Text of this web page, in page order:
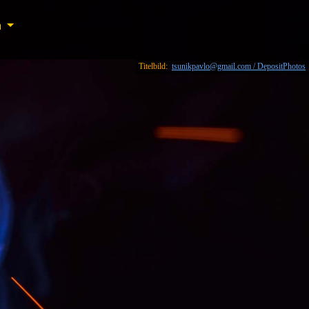
Titelbild: tsunikpavlo@gmail.com / DepositPhotos